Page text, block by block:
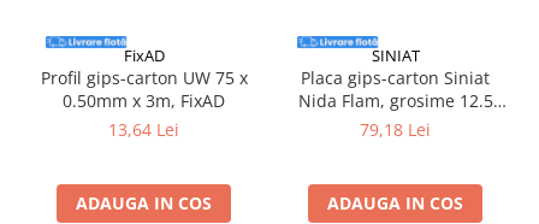
FixAD
Profil gips-carton UW 75 x
0.50mm x 3m, FixAD
13,64 Lei
ADAUGA IN COS
SINIAT
Placa gips-carton Siniat
Nida Flam, grosime 12.5
mm, 1200 x 2600 mm
79,18 Lei
ADAUGA IN COS